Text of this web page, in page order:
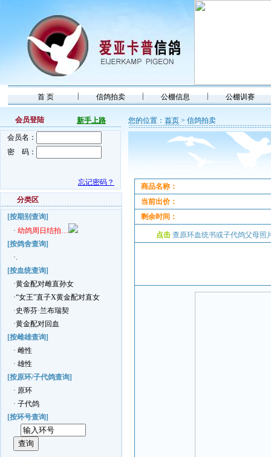
首 页 信鸽拍卖 公棚信息 公棚训赛
会员登陆
新手上路
会员名：
密 码：
忘记密码？
分类区
[按期别查询]
· 幼鸽周日结拍…
[按鸽舍查询]
·.
[按血统查询]
·黄金配对雌直孙女
·“女王”直子X黄金配对直女
·史蒂芬·兰布瑞契
·黄金配对回血
[按雌雄查询]
· 雌性
· 雄性
[按原环/子代鸽查询]
· 原环
· 子代鸽
[按环号查询]
您的位置： 首页 > 信鸽拍卖
商品名称：
当前出价：
剩余时间：
点击 查原环血统书或子代鸽父母